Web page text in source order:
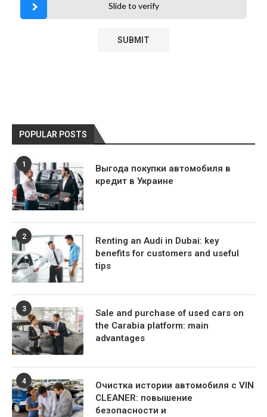
Slide to verify
POPULAR POSTS
1
Выгода покупки автомобиля в
кредит в Украине
2
Renting an Audi in Dubai: key
benefits for customers and useful
tips
3
Sale and purchase of used cars on
the Carabia platform: main
advantages
4
Очистка истории автомобиля с VIN
CLEANER: повышение
безопасности и